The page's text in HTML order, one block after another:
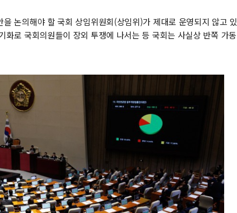
논의해야 할 국회 상임위원회(상임위)가 제대로 운영되지 않고 있
화로 국회의원들이 장외 투쟁에 나서는 등 국회는 사실상 반쪽 가동